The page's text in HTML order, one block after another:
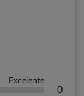
Excelente
0